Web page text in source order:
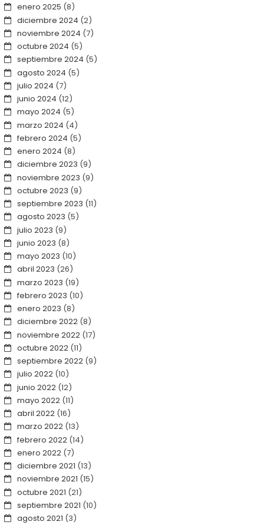
enero 2025 (8)
diciembre 2024 (2)
noviembre 2024 (7)
octubre 2024 (5)
septiembre 2024 (5)
agosto 2024 (5)
julio 2024 (7)
junio 2024 (12)
mayo 2024 (5)
marzo 2024 (4)
febrero 2024 (5)
enero 2024 (8)
diciembre 2023 (9)
noviembre 2023 (9)
octubre 2023 (9)
septiembre 2023 (11)
agosto 2023 (5)
julio 2023 (9)
junio 2023 (8)
mayo 2023 (10)
abril 2023 (26)
marzo 2023 (19)
febrero 2023 (10)
enero 2023 (8)
diciembre 2022(8)
noviembre 2022(17)
octubre 2022(11)
septiembre 2022(9)
julio 2022(10)
junio 2022(12)
mayo 2022(11)
abril 2022(16)
marzo 2022(13)
febrero 2022(14)
enero 2022(7)
diciembre 2021 (13)
noviembre 2021 (15)
octubre 2021 (21)
septiembre 2021 (10)
agosto 2021 (3)